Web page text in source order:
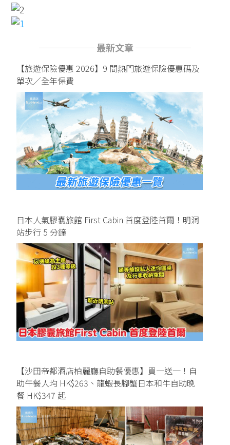
────── 最新文章 ──────
【旅遊保險優惠 2026】9 間熱門旅遊保險優惠碼及
單次／全年保費
日本人氣膠囊旅館 First Cabin 首度登陸首爾！明洞
站步行 5 分鐘
【沙田帝都酒店柏麗廳自助餐優惠】買一送一！自
助午餐人均 HK$263、龍蝦長腳蟹日本和牛自助晚
餐 HK$347 起